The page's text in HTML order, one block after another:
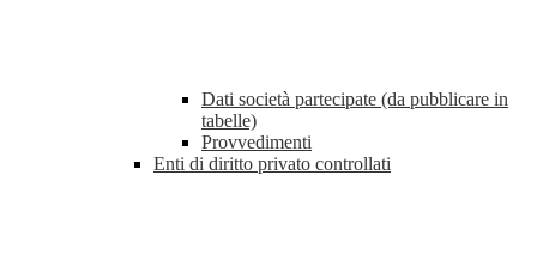
Dati società partecipate (da pubblicare in
tabelle)
Provvedimenti
Enti di diritto privato controllati